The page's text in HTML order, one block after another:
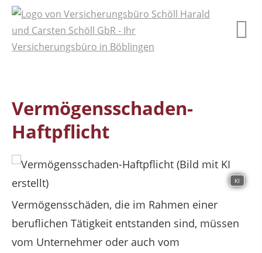
Vermögensschaden-
Haftpflicht
KI
Vermögensschäden, die im Rahmen einer
beruflichen Tätigkeit entstanden sind, müssen
vom Unternehmer oder auch vom